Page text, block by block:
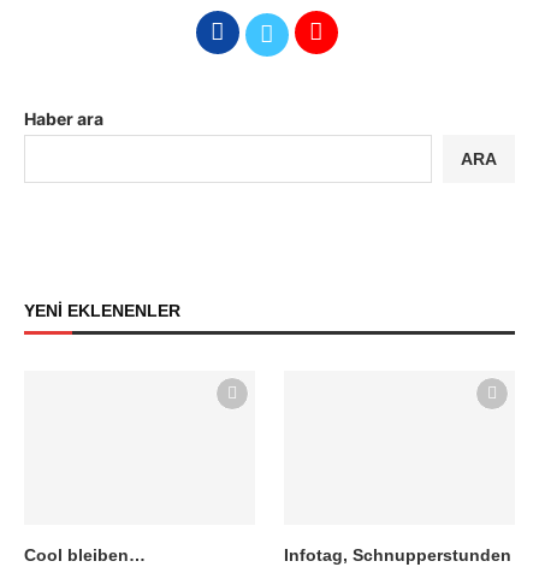
Haber ara
ARA
YENİ EKLENENLER
Cool bleiben…
Infotag, Schnupperstunden